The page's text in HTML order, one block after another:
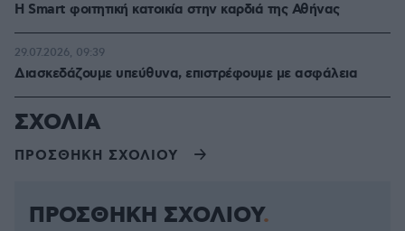
Η Smart φοιτητική κατοικία στην καρδιά της Αθήνας
Διασκεδάζουμε υπεύθυνα, επιστρέφουμε με ασφάλεια
29.07.2026, 09:39
ΣΧΟΛΙΑ
ΠΡΟΣΘΗΚΗ ΣΧΟΛΙΟΥ
ΠΡΟΣΘΗΚΗ ΣΧΟΛΙΟΥ